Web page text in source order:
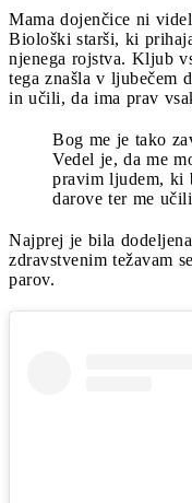
Mama dojenčice ni
Biološki starši, ki
njenega rojstva. Kljub
tega znašla v ljubečem
in učili, da ima prav
Bog me je tako
Vedel je, da me
pravim ljudem, ki
darove ter me
Najprej je bila
zdravstvenim težavam
parov.